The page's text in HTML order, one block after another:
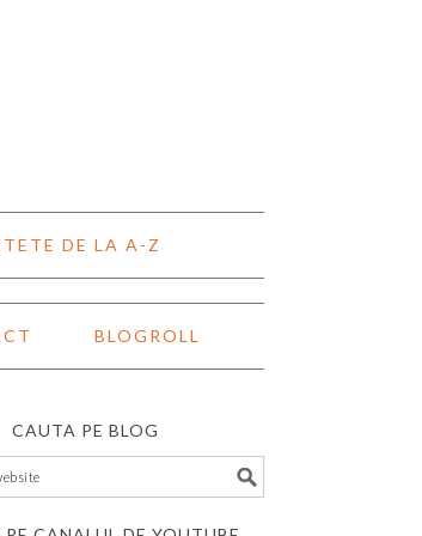
DE LA A-Z
BLOGROLL
CAUTA PE BLOG